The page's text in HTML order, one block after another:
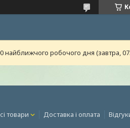
найближчого робочого дня (завтра,
товари Доставка і оплата